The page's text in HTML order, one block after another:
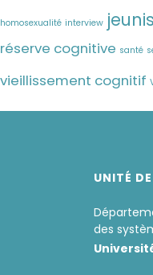
homosexualité interview
réserve cognitive santé
vieillissement cognitif
UNITÉ
des